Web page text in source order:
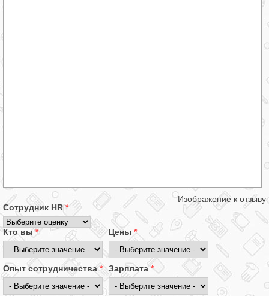
Изображение к отзыву
Сотрудник HR*
Кто вы* Цены *
Опыт сотрудничества* Зарплата*